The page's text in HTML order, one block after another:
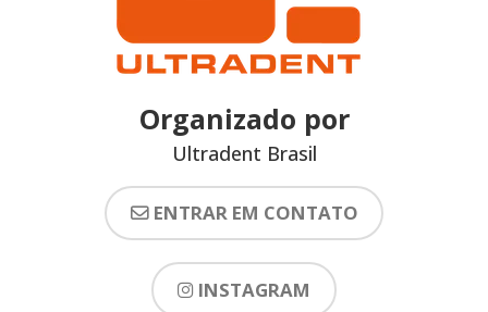
Organizado por
Ultradent Brasil
ENTRAR EM CONTATO
INSTAGRAM